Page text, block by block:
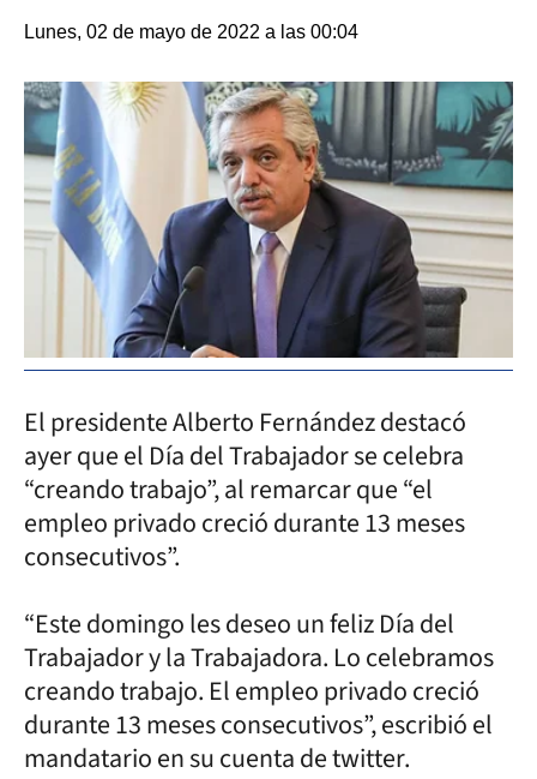
Lunes, 02 de mayo de 2022 a las 00:04
El presidente Alberto Fernández destacó
ayer que el Día del Trabajador se celebra
“creando trabajo”, al remarcar que “el
empleo privado creció durante 13 meses
consecutivos”.
“Este domingo les deseo un feliz Día del
Trabajador y la Trabajadora. Lo celebramos
creando trabajo. El empleo privado creció
durante 13 meses consecutivos”, escribió el
mandatario en su cuenta de twitter.